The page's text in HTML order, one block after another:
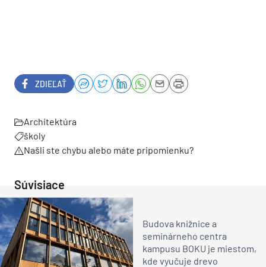
ZDIEĽAŤ
Architektúra
školy
Našli ste chybu alebo máte pripomienku?
Súvisiace
Budova knižnice a
seminárneho centra
kampusu BOKU je miestom,
kde vyučuje drevo